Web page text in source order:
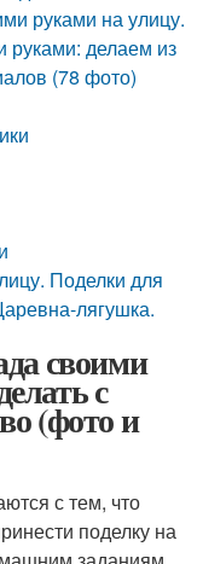
руками на улицу.
руками: делаем из
(78 фото)
Поделки для
лягушка.
своими
с
(фото и
с тем, что
поделку на